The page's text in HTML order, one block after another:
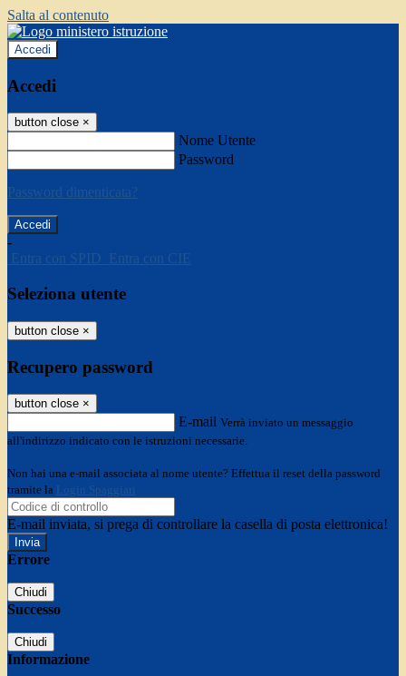
Salta al contenuto
Accedi
Accedi
button close ×
Nome Utente
Password
Password dimenticata?
-
Entra con SPID
Entra con CIE
Seleziona utente
button close ×
Recupero password
button close ×
E-mail Verrà inviato un messaggio
all'indirizzo indicato con le istruzioni necessarie.
Non hai una e-mail associata al nome utente? Effettua il reset della password
tramite la Login Spaggiari
E-mail inviata, si prega di controllare la casella di posta elettronica!
Errore
Chiudi
Successo
Chiudi
Informazione